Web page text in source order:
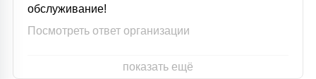
обслуживание!
Посмотреть ответ организации
показать ещё